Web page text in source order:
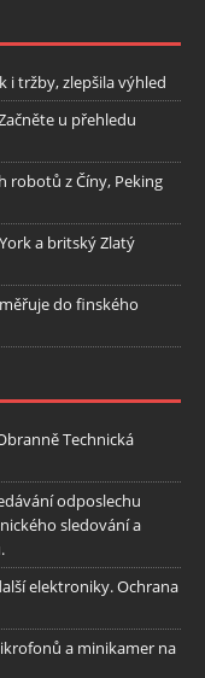
i tržby, zlepšila výhled
u přehledu
robotů z Číny, Peking
a britský Zlatý
do finského
Technická
odposlechu
sledování a
elektroniky. Ochrana
a minikamer na